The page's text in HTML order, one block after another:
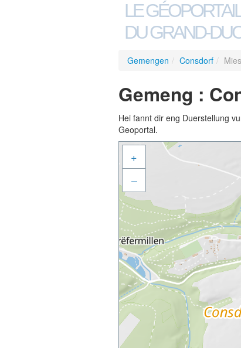
LE
DU GRAND-
Gemengen / Consdorf /
Gemeng :
Hei fannt dir eng Duerstellung
Geoportal.
+
–